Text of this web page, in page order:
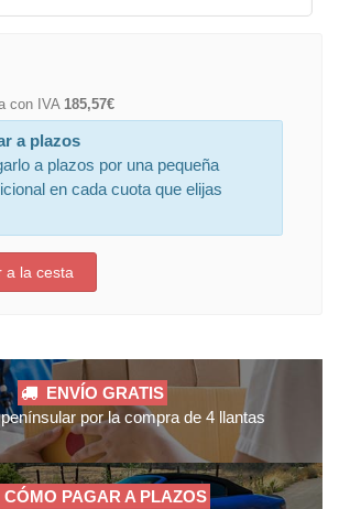
con IVA 185,57€
a plazos
a plazos por una pequeña
en cada cuota que elijas
a la cesta
ENVÍO GRATIS
por la compra de 4 llantas
CÓMO PAGAR A PLAZOS